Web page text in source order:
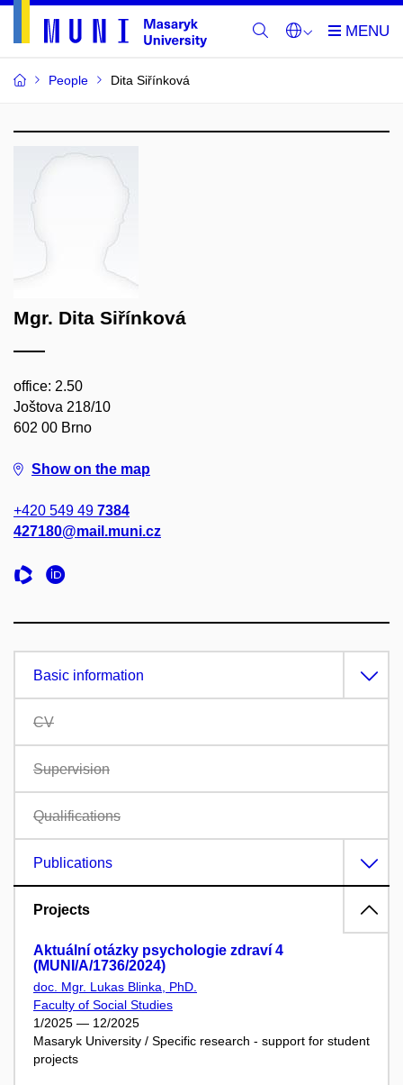
People Dita Siřínková
Mgr. Dita Siřínková
office: 2.50
Joštova 218/10
602 00 Brno
Show on the map
+420 549 49 7384
427180@mail.muni.cz
Basic information
CV
Supervision
Qualifications
Publications
Projects
Aktuální otázky psychologie zdraví 4
(MUNI/A/1736/2024)
doc. Mgr. Lukas Blinka, PhD.
Faculty of Social Studies
1/2025 — 12/2025
Masaryk University / Specific research - support for student
projects